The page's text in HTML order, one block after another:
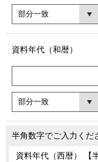
資料年代（和暦）
半角数字でご入力くだ
資料年代（西暦） 【